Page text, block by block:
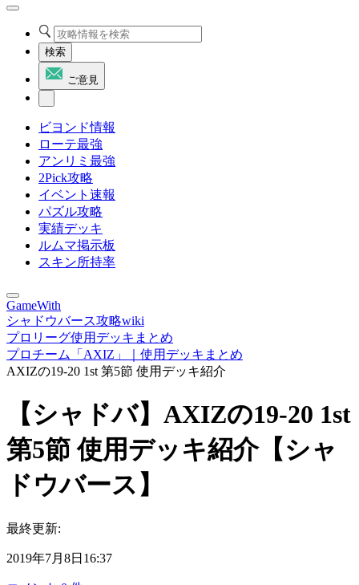
検索
ご意見
ビヨンド情報
ローテ最強
アンリミ最強
2Pick攻略
イベント速報
パズル攻略
実績デッキ
ルムマ掲示板
スキン所持率
GameWith
シャドウバース攻略wiki
プロリーグ使用デッキまとめ
プロチーム「AXIZ」｜使用デッキまとめ
AXIZの19-20 1st 第5節 使用デッキ紹介
【シャドバ】AXIZの19-20 1st
第5節 使用デッキ紹介【シャ
ドウバース】
最終更新:
2019年7月8日16:37